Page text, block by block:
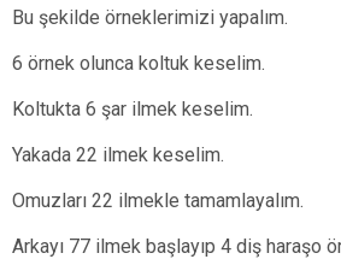
Bu şekilde örneklerimizi yapalım.
6 örnek olunca koltuk keselim.
Koltukta 6 şar ilmek keselim.
Yakada 22 ilmek keselim.
Omuzları 22 ilmekle tamamlayalım.
Arkayı 77 ilmek başlayıp 4 diş haraşo